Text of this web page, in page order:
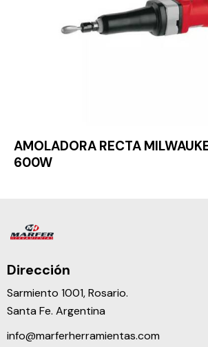
AMOLADORA RECTA
600W
Dirección
Sarmiento 1001, Rosario.
Santa Fe. Argentina
info@marferherramientas.com